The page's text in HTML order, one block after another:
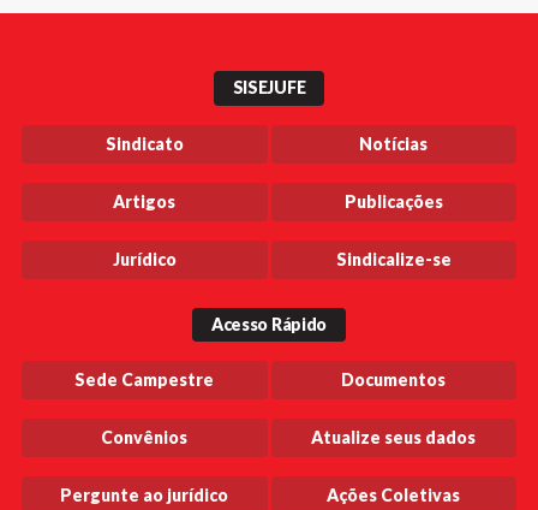
SISEJUFE
Sindicato Notícias
Artigos Publicações
Jurídico Sindicalize-se
Acesso Rápido
Sede Campestre Documentos
Convênios Atualize seus dados
Pergunte ao jurídico Ações Coletivas